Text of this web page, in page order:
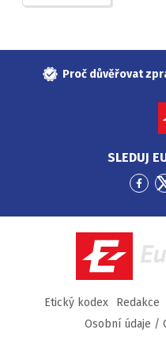
Proč důvěřovat
SLEDUJ
Etický kodex Redakce
Osobní údaje /